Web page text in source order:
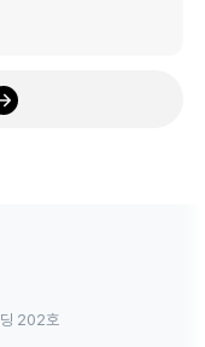
딩 202호